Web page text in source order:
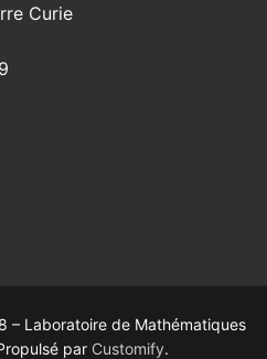
Curie
Laboratoire de Mathématiques
par Customify.